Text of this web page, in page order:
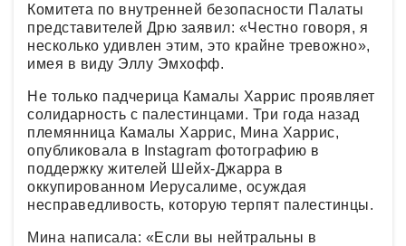
Комитета по внутренней безопасности Палаты
представителей Дрю заявил: «Честно говоря, я
несколько удивлен этим, это крайне тревожно»,
имея в виду Эллу Эмхофф.
Не только падчерица Камалы Харрис проявляет
солидарность с палестинцами. Три года назад
племянница Камалы Харрис, Мина Харрис,
опубликовала в Instagram фотографию в
поддержку жителей Шейх-Джарра в
оккупированном Иерусалиме, осуждая
несправедливость, которую терпят палестинцы.
Мина написала: «Если вы нейтральны в